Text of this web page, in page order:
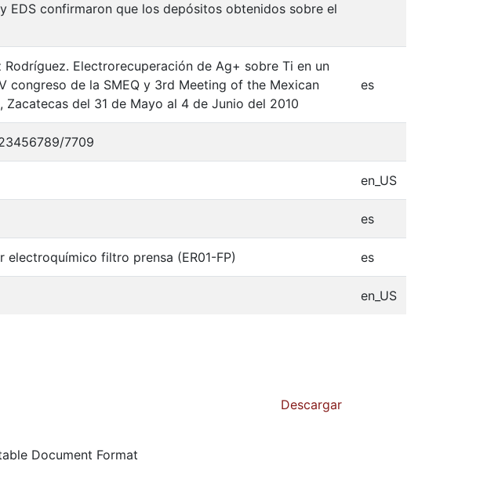
EDS confirmaron que los depósitos obtenidos sobre el
Rodríguez. Electrorecuperación de Ag+ sobre Ti en un
congreso de la SMEQ y 3rd Meeting of the Mexican
del 31 de Mayo al 4 de Junio del 2010
es
7709
en_US
es
filtro prensa (ER01-FP) es
en_US
Document Format
Descargar